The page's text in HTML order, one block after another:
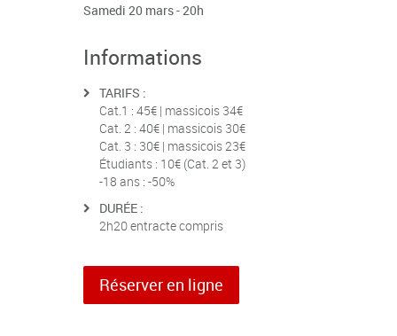
Samedi 20 mars - 20h
Informations
TARIFS :
Cat.1 : 45€ | massicois 34€
Cat. 2 : 40€ | massicois 30€
Cat. 3 : 30€ | massicois 23€
Étudiants : 10€ (Cat. 2 et 3)
-18 ans : -50%
DURÉE :
2h20 entracte compris
Réserver en ligne